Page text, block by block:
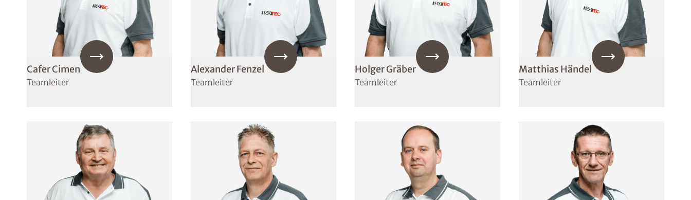
Cafer Cimen
Teamleiter
Alexander Fenzel
Teamleiter
Holger Gräber
Teamleiter
Matthias Händel
Teamleiter